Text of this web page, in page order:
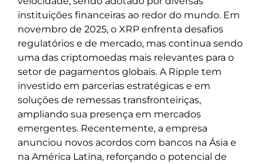
instituições financeiras ao redor do mundo. Em
novembro de 2025, o XRP enfrenta desafios
regulatórios e de mercado, mas continua sendo
uma das criptomoedas mais relevantes para o
setor de pagamentos globais. A Ripple tem
investido em parcerias estratégicas e em
soluções de remessas transfronteiriças,
ampliando sua presença em mercados
emergentes. Recentemente, a empresa
anunciou novos acordos com bancos na Ásia e
na América Latina, reforçando o potencial de